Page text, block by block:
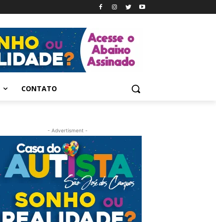
CONTATO
- Advertisment -